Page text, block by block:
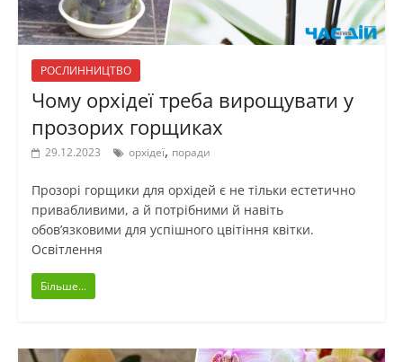
РОСЛИННИЦТВО
Чому орхідеї треба вирощувати у
прозорих горщиках
29.12.2023 орхідеї, поради
Прозорі горщики для орхідей є не тільки естетично
привабливими, а й потрібними й навіть
обов’язковими для успішного цвітіння квітки.
Освітлення
Більше...